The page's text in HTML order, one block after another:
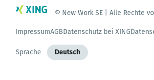
© New Work SE | Alle Rechte
ImpressumAGBDatenschutz bei XING
Sprache Deutsch